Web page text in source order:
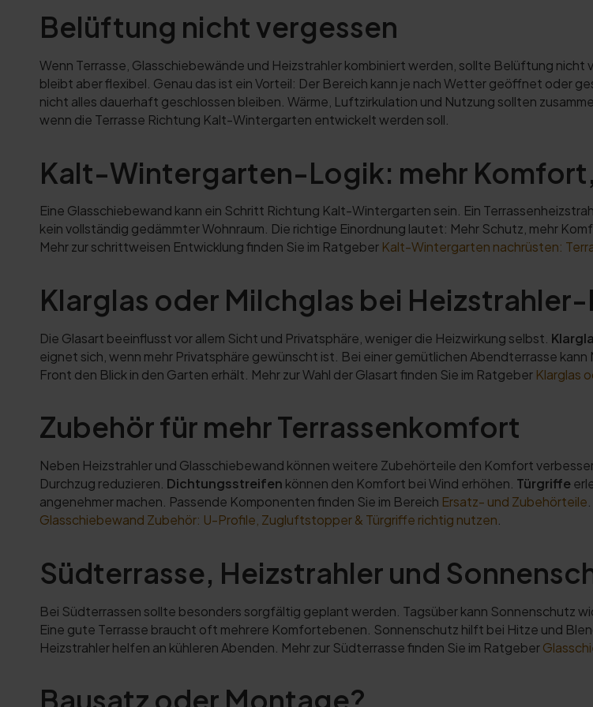
Belüftung nicht vergessen
Wenn Terrasse, Glasschiebewände und Heizstrahler kombiniert werden, sollte Belüftung
bleibt aber flexibel. Genau das ist ein Vorteil: Der Bereich kann je nach Wetter geöffnet oder
nicht alles dauerhaft geschlossen bleiben. Wärme, Luftzirkulation und Nutzung sollten
wenn die Terrasse Richtung Kalt-Wintergarten entwickelt werden soll.
Kalt-Wintergarten-Logik: mehr
Eine Glasschiebewand kann ein Schritt Richtung Kalt-Wintergarten sein. Ein
kein vollständig gedämmter Wohnraum. Die richtige Einordnung lautet: Mehr Schutz, mehr
Mehr zur schrittweisen Entwicklung finden Sie im Ratgeber Kalt-Wintergarten nachrüsten:
Klarglas oder Milchglas bei
Die Glasart beeinflusst vor allem Sicht und Privatsphäre, weniger die Heizwirkung selbst.
eignet sich, wenn mehr Privatsphäre gewünscht ist. Bei einer gemütlichen Abendterrasse kann
Front den Blick in den Garten erhält. Mehr zur Wahl der Glasart finden Sie im Ratgeber Klarglas
Zubehör für mehr Terrassenkomfort
Neben Heizstrahler und Glasschiebewand können weitere Zubehörteile den Komfort
Durchzug reduzieren. Dichtungsstreifen können den Komfort bei Wind erhöhen. Türgriffe
angenehmer machen. Passende Komponenten finden Sie im Bereich Ersatz- und Zubehörteile
Glasschiebewand Zubehör: U-Profile, Zugluftstopper & Türgriffe richtig nutzen
Südterrasse, Heizstrahler und
Bei Südterrassen sollte besonders sorgfältig geplant werden. Tagsüber kann Sonnenschutz
Eine gute Terrasse braucht oft mehrere Komfortebenen. Sonnenschutz hilft bei Hitze und
Heizstrahler helfen an kühleren Abenden. Mehr zur Südterrasse finden Sie im Ratgeber
Bausatz oder Montage?